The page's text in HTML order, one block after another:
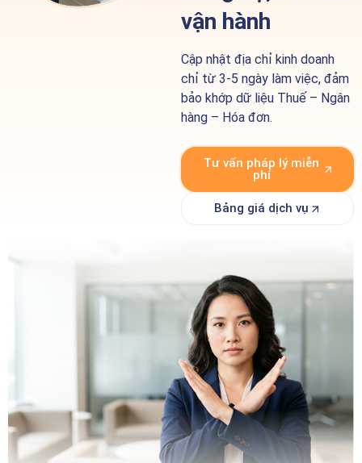
vận hành
Cập nhật địa chỉ kinh doanh
chỉ từ 3-5 ngày làm việc, đảm
bảo khớp dữ liệu Thuế – Ngân
hàng – Hóa đơn.
Tư vấn pháp lý miễn
phí
Bảng giá dịch vụ